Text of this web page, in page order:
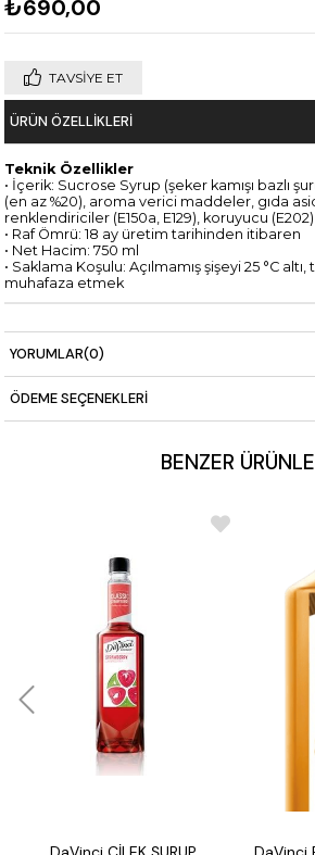
₺690,00
TAVSIYE ET
ÜRÜN ÖZELLIKLERI
Teknik Özellikler
• İçerik: Sucrose Syrup (şeker kamışı bazlı
(en az %20), aroma verici maddeler, gıda
renklendiriciler (E150a, E129), koruyucu (E202)
• Raf Ömrü: 18 ay üretim tarihinden itibaren
• Net Hacim: 750 ml
• Saklama Koşulu: Açılmamış şişeyi 25 °C
muhafaza etmek
YORUMLAR(0)
ÖDEME SEÇENEKLERI
BENZER